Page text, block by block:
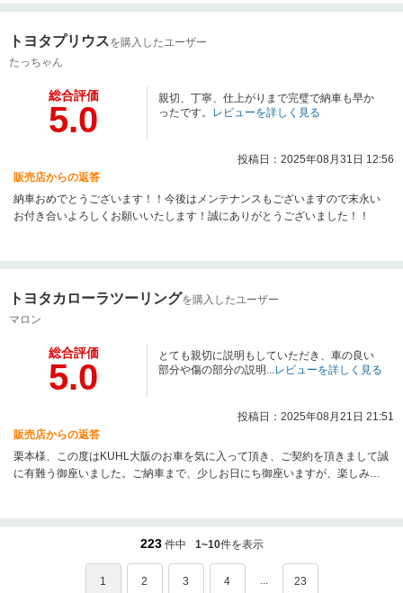
トヨタプリウスを購入したユーザー
たっちゃん
総合評価
5.0
親切、丁寧、仕上がりまで完璧で納車も早か
ったです。 レビューを詳しく見る
投稿日：2025年08月31日 12:56
販売店からの返答
納車おめでとうございます！！今後はメンテナンスもございますので末永い
お付き合いよろしくお願いいたします！誠にありがとうございました！！
トヨタカローラツーリングを購入したユーザー
マロン
総合評価
5.0
とても親切に説明もしていただき、車の良い
部分や傷の部分の説明...レビューを詳しく見る
投稿日：2025年08月21日 21:51
販売店からの返答
栗本様、この度はKUHL大阪のお車を気に入って頂き、ご契約を頂きまして誠
に有難う御座いました。ご納車まで、少しお日にち御座いますが、楽しみに
223 件中 1~10件を表示
1 2 3 4 ... 23